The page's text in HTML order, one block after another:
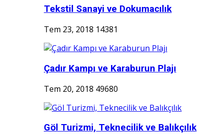
Tekstil Sanayi ve Dokumacılık
Tem 23, 2018 14381
Çadır Kampı ve Karaburun Plajı
Tem 20, 2018 49680
Göl Turizmi, Teknecilik ve Balıkçılık